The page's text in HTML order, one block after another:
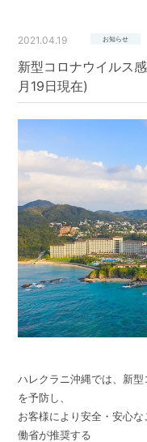
2021.04.19 お知らせ
新型コロナウイルス
月19日現在)
ハレクラニ沖縄では、新
を予防し、
お客様により安全・安心
働省が推奨する